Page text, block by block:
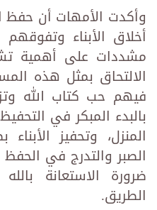
وأكدت الأمهات أن حفظ
أخلاق الأبناء
مشددات على أهمية
الالتحاق بمثل هذه
فيهم حب كتاب الله
بالبدء المبكر في
المنزل، وتحفيز
الصبر والتدرج في الحفظ
ضرورة الاستعانة
الطريق.